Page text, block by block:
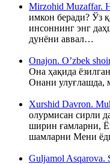
Mirzohid Muzaffar.
имкон беради? Ўз
инсоннинг энг
дунёни аввал…
Onajon. O’zbek
Она ҳақида
Онани улуғлашда,
Xurshid Davron.
олурмисан сирли
ширин ғамларни,
шамларни Мени
Guljamol Asqarova.